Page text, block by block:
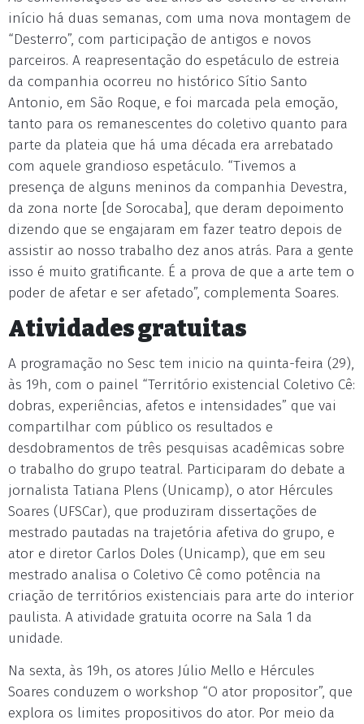
início há duas semanas, com uma nova montagem de
“Desterro”, com participação de antigos e novos
parceiros. A reapresentação do espetáculo de estreia
da companhia ocorreu no histórico Sítio Santo
Antonio, em São Roque, e foi marcada pela emoção,
tanto para os remanescentes do coletivo quanto para
parte da plateia que há uma década era arrebatado
com aquele grandioso espetáculo. “Tivemos a
presença de alguns meninos da companhia Devestra,
da zona norte [de Sorocaba], que deram depoimento
dizendo que se engajaram em fazer teatro depois de
assistir ao nosso trabalho dez anos atrás. Para a gente
isso é muito gratificante. É a prova de que a arte tem o
poder de afetar e ser afetado”, complementa Soares.
Atividades gratuitas
A programação no Sesc tem inicio na quinta-feira (29),
às 19h, com o painel “Território existencial Coletivo Cê:
dobras, experiências, afetos e intensidades” que vai
compartilhar com público os resultados e
desdobramentos de três pesquisas acadêmicas sobre
o trabalho do grupo teatral. Participaram do debate a
jornalista Tatiana Plens (Unicamp), o ator Hércules
Soares (UFSCar), que produziram dissertações de
mestrado pautadas na trajetória afetiva do grupo, e
ator e diretor Carlos Doles (Unicamp), que em seu
mestrado analisa o Coletivo Cê como potência na
criação de territórios existenciais para arte do interior
paulista. A atividade gratuita ocorre na Sala 1 da
unidade.
Na sexta, às 19h, os atores Júlio Mello e Hércules
Soares conduzem o workshop “O ator propositor”, que
explora os limites propositivos do ator. Por meio da